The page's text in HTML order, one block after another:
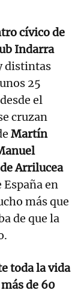
cívico de
Indarra
distintas
25
el
cruzan
Martín
Arrilucea
España en
más que
de que la
toda la vida
de 60